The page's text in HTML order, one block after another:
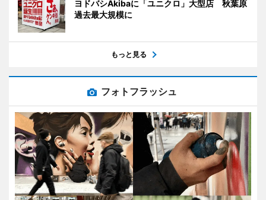
ヨドバシAkibaに「ユニクロ」大型店 秋葉原
過去最大規模に
もっと見る
フォトフラッシュ